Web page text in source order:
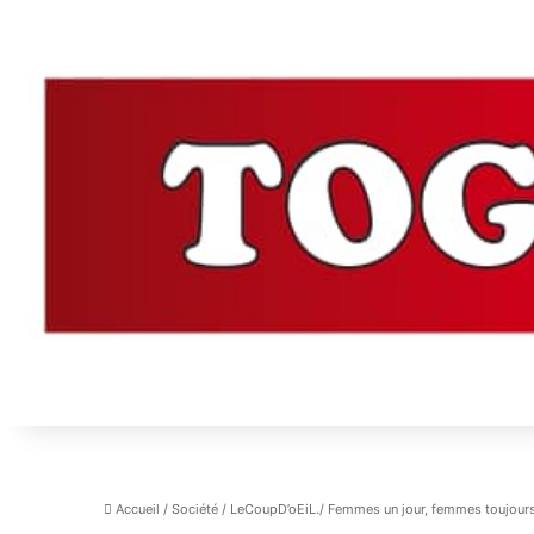
Accueil / Société / LeCoupD’oEiL./ Femmes un jour, femmes